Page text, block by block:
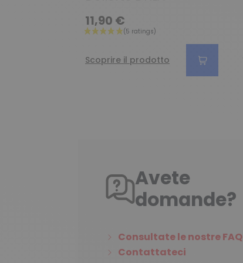
11,90 €
Scoprire il prodotto
Avete
domande?
Consultate le nostre FAQ
Contattateci